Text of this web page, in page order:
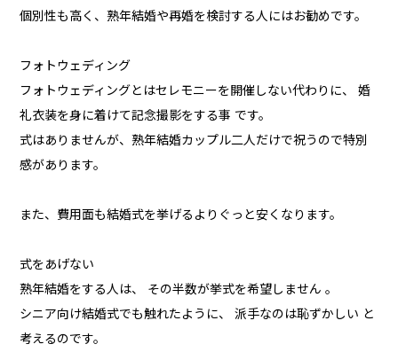
個別性も高く、熟年結婚や再婚を検討する人にはお勧めです。
フォトウェディング
フォトウェディングとはセレモニーを開催しない代わりに、 婚
礼衣装を身に着けて記念撮影をする事 です。
式はありませんが、熟年結婚カップル二人だけで祝うので特別
感があります。
また、費用面も結婚式を挙げるよりぐっと安くなります。
式をあげない
熟年結婚をする人は、 その半数が挙式を希望しません 。
シニア向け結婚式でも触れたように、 派手なのは恥ずかしい と
考えるのです。